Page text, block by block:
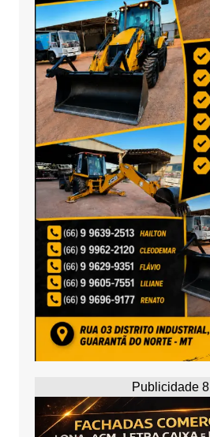
Publicidade 8